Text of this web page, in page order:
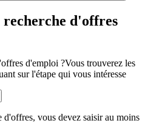
d'offres
d'emploi ?Vous trouverez les
sur l'étape qui vous intéresse
d'offres, vous devez saisir au moins